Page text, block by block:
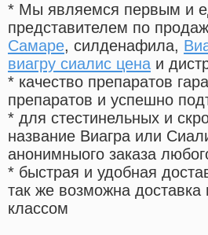
* Мы являемся первым и
представителем по
Самаре, силденафила,
виагру сиалис цена и
* качество препаратов
препаратов и успешно
* для стестинельных и
название Виагра или
анонимныого заказа
* быстрая и удобная
так же возможна доставка
классом